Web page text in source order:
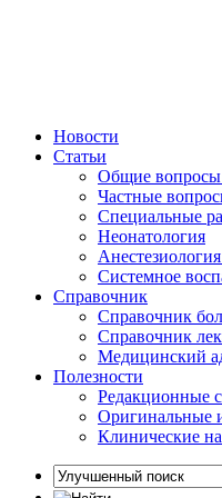
Новости
Статьи
Общие вопросы
Частные
Специальные
Неонатология
Системное
Справочник
Справочник
Справочник
Медицинский
Полезности
Редакционные
Оригинальные
Клинические